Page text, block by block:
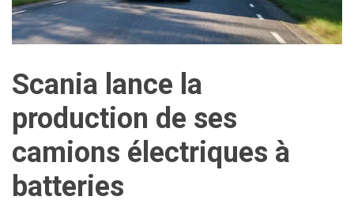
Scania lance la
production de ses
camions électriques à
batteries